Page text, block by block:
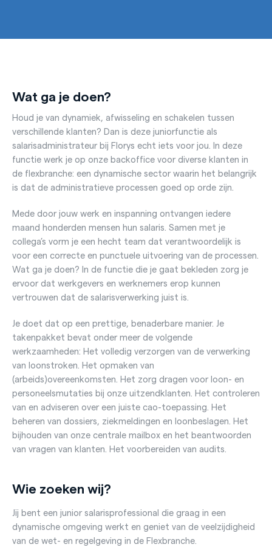
Wat ga je doen?
Houd je van dynamiek, afwisseling en schakelen tussen
verschillende klanten? Dan is deze juniorfunctie als
salarisadministrateur bij Florys echt iets voor jou. In deze
functie werk je op onze backoffice voor diverse klanten in
de flexbranche: een dynamische sector waarin het belangrijk
is dat de administratieve processen goed op orde zijn.
Mede door jouw werk en inspanning ontvangen iedere
maand honderden mensen hun salaris. Samen met je
collega’s vorm je een hecht team dat verantwoordelijk is
voor een correcte en punctuele uitvoering van de processen.
Wat ga je doen? In de functie die je gaat bekleden zorg je
ervoor dat werkgevers en werknemers erop kunnen
vertrouwen dat de salarisverwerking juist is.
Je doet dat op een prettige, benaderbare manier. Je
takenpakket bevat onder meer de volgende
werkzaamheden: Het volledig verzorgen van de verwerking
van loonstroken. Het opmaken van
(arbeids)overeenkomsten. Het zorg dragen voor loon- en
personeelsmutaties bij onze uitzendklanten. Het controleren
van en adviseren over een juiste cao-toepassing. Het
beheren van dossiers, ziekmeldingen en loonbeslagen. Het
bijhouden van onze centrale mailbox en het beantwoorden
van vragen van klanten. Het voorbereiden van audits.
Wie zoeken wij?
Jij bent een junior salarisprofessional die graag in een
dynamische omgeving werkt en geniet van de veelzijdigheid
van de wet- en regelgeving in de Flexbranche.